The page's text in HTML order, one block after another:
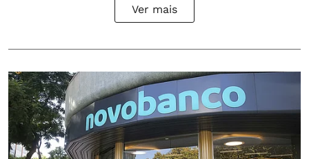
Ver mais